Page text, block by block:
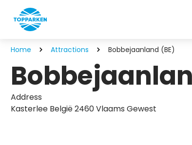
Home Attractions Bobbejaanland (BE)
Address
Kasterlee België 2460 Vlaams Gewest